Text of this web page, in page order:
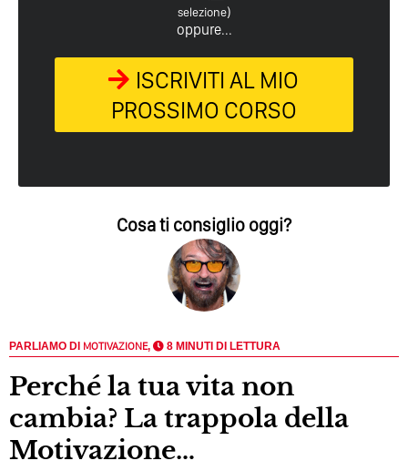
selezione)
oppure...
ISCRIVITI AL MIO
PROSSIMO CORSO
Cosa ti consiglio oggi?
PARLIAMO DI MOTIVAZIONE, 8 MINUTI DI LETTURA
Perché la tua vita non
cambia? La trappola della
Motivazione…